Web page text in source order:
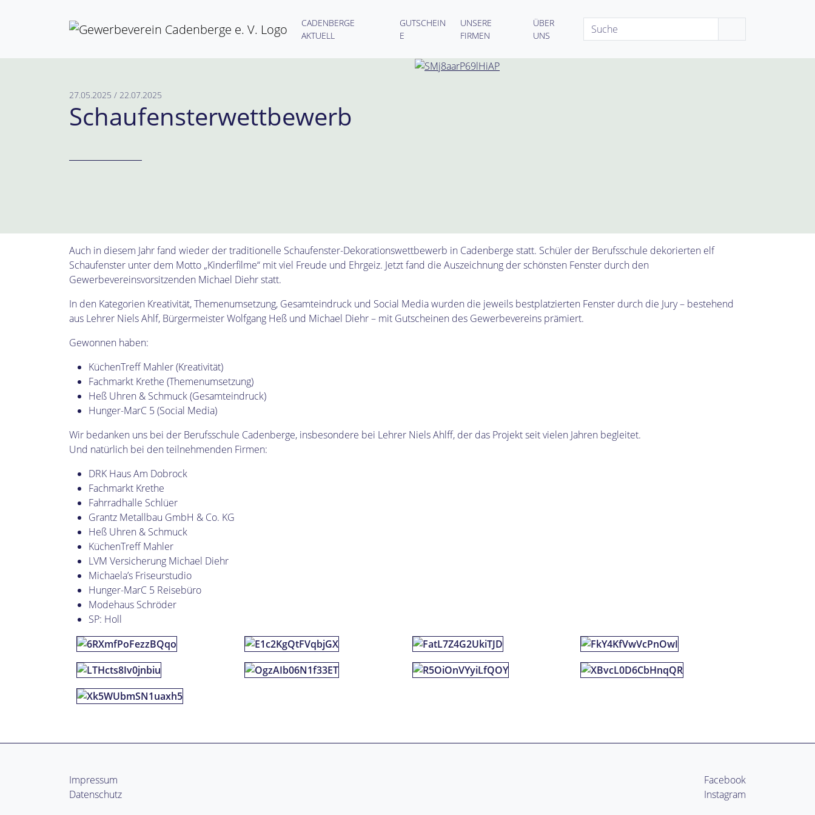
CADENBERGE
AKTUELL
GUTSCHEIN
E
UNSERE
FIRMEN
ÜBER
UNS
27.05.2025 / 22.07.2025
Schaufensterwettbewerb
Auch in diesem Jahr fand wieder der traditionelle Schaufenster-Dekorationswettbewerb in Cadenberge statt. Schüler der Berufsschule dekorierten elf
Schaufenster unter dem Motto „Kinderfilme“ mit viel Freude und Ehrgeiz. Jetzt fand die Auszeichnung der schönsten Fenster durch den
Gewerbevereinsvorsitzenden Michael Diehr statt.
In den Kategorien Kreativität, Themenumsetzung, Gesamteindruck und Social Media wurden die jeweils bestplatzierten Fenster durch die Jury – bestehend
aus Lehrer Niels Ahlf, Bürgermeister Wolfgang Heß und Michael Diehr – mit Gutscheinen des Gewerbevereins prämiert.
Gewonnen haben:
KüchenTreff Mahler (Kreativität)
Fachmarkt Krethe (Themenumsetzung)
Heß Uhren & Schmuck (Gesamteindruck)
Hunger-MarC 5 (Social Media)
Wir bedanken uns bei der Berufsschule Cadenberge, insbesondere bei Lehrer Niels Ahlff, der das Projekt seit vielen Jahren begleitet.
Und natürlich bei den teilnehmenden Firmen:
DRK Haus Am Dobrock
Fachmarkt Krethe
Fahrradhalle Schlüer
Grantz Metallbau GmbH & Co. KG
Heß Uhren & Schmuck
KüchenTreff Mahler
LVM Versicherung Michael Diehr
Michaela’s Friseurstudio
Hunger-MarC 5 Reisebüro
Modehaus Schröder
SP: Holl
Impressum
Datenschutz
Facebook
Instagram